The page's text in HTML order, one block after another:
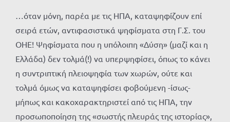
…όταν μόνη, παρέα με τις ΗΠΑ, καταψηφίζουν επί
σειρά ετών, αντιφασιστικά ψηφίσματα στη Γ.Σ. του
ΟΗΕ! Ψηφίσματα που η υπόλοιπη «Δύση» (μαζί και η
Ελλάδα) δεν τολμά(!) να υπερψηφίσει, όπως το κάνει
η συντριπτική πλειοψηφία των χωρών, ούτε και
τολμά όμως να καταψηφίσει φοβούμενη -ίσως-
μήπως και κακοχαρακτηριστεί από τις ΗΠΑ, την
προσωποποίηση της «σωστής πλευράς της ιστορίας»,